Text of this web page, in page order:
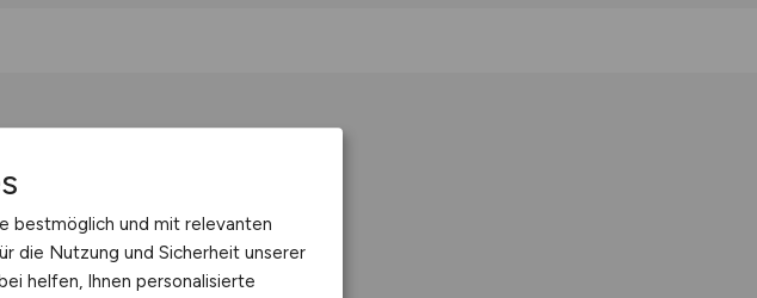
DELVOTEC Bondtechnik GmbH
bestmöglich und mit relevanten
die Nutzung und Sicherheit unserer
helfen, Ihnen personalisierte